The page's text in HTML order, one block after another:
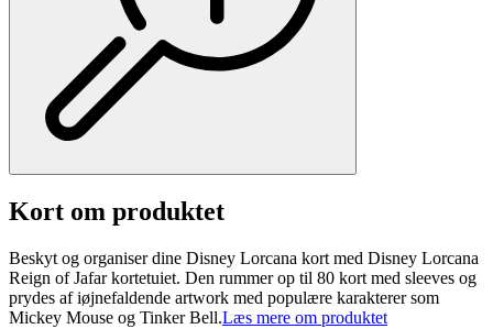
Kort om produktet
Beskyt og organiser dine Disney Lorcana kort med Disney Lorcana
Reign of Jafar kortetuiet. Den rummer op til 80 kort med sleeves og
prydes af iøjnefaldende artwork med populære karakterer som
Mickey Mouse og Tinker Bell.Læs mere om produktet